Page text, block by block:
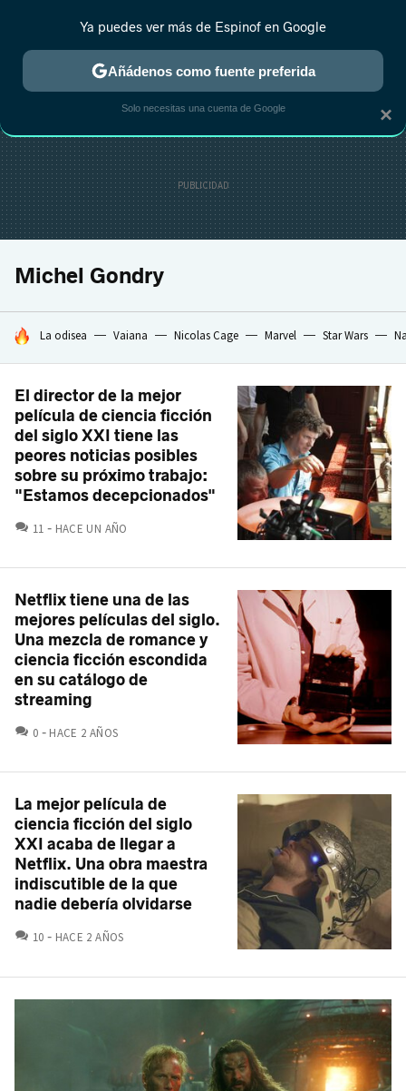
ESTRENOS REALITY ANIME RANKINGS CINE
Michel Gondry
HOY SE HABLA DE
La odisea Vaiana Nicolas Cage Marvel Star Wars
El director de la mejor
película de ciencia ficción
del siglo XXI tiene las
peores noticias posibles
sobre su próximo trabajo:
"Estamos decepcionados"
11 COMENTARIOS
HACE UN AÑO
Netflix tiene una de las
mejores películas del siglo.
Una mezcla de romance y
ciencia ficción escondida
en su catálogo de
streaming
0 COMENTARIOS
HACE 2 AÑOS
La mejor película de
ciencia ficción del siglo
XXI acaba de llegar a
Netflix. Una obra maestra
indiscutible de la que
nadie debería olvidarse
10 COMENTARIOS
HACE 2 AÑOS
×
Ya puedes ver más de Espinof en Google
Añádenos como fuente preferida
Solo necesitas una cuenta de Google